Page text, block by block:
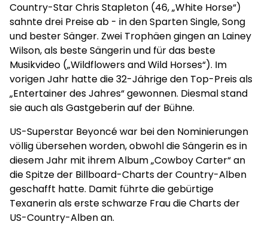
Country-Star Chris Stapleton (46, „White Horse“)
sahnte drei Preise ab - in den Sparten Single, Song
und bester Sänger. Zwei Trophäen gingen an Lainey
Wilson, als beste Sängerin und für das beste
Musikvideo („Wildflowers and Wild Horses“). Im
vorigen Jahr hatte die 32-Jährige den Top-Preis als
„Entertainer des Jahres“ gewonnen. Diesmal stand
sie auch als Gastgeberin auf der Bühne.
US-Superstar Beyoncé war bei den Nominierungen
völlig übersehen worden, obwohl die Sängerin es in
diesem Jahr mit ihrem Album „Cowboy Carter“ an
die Spitze der Billboard-Charts der Country-Alben
geschafft hatte. Damit führte die gebürtige
Texanerin als erste schwarze Frau die Charts der
US-Country-Alben an.